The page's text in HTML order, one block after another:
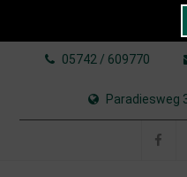
05742 / 609770
Paradiesweg